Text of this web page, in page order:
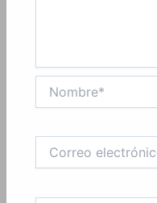
electrónico*